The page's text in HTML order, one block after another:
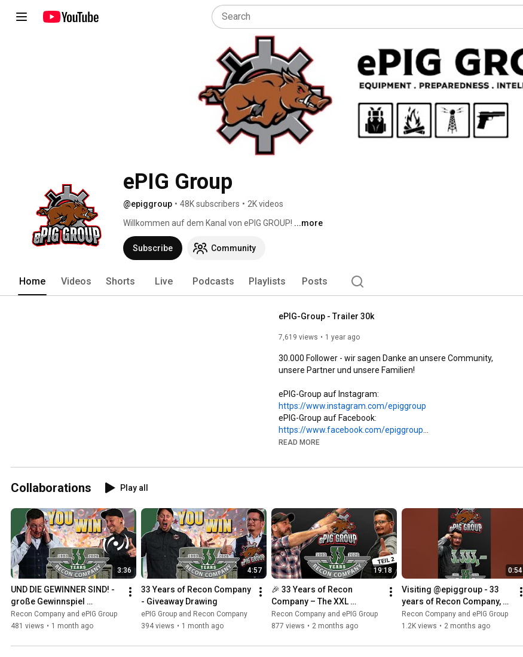
ePIG Group
@epiggroup • 48K subscribers • 2K videos
Willkommen auf dem Kanal von ePIG GROUP! ...more
Subscribe Community
Home Videos Shorts Live Podcasts Playlists Posts
ePIG-Group - Trailer 30k
7,619 views 1 year ago
30.000 Follower - wir sagen Danke an unsere Community,
unsere Partner und unsere Familien!
https://www.instagram.com/epiggroup
https://www.facebook.com/epiggroup
READ MORE
Collaborations Play all
3:36
UND DIE GEWINNER SIND! -
große Gewinnspiel
Auslosung mit @epiggroup
- 33 Jahre Recon Company
Recon Company and ePIG Group
481 views • 1 month ago
4:57
33 Years of Recon Company
- Giveaway Drawing
ePIG Group and Recon Company
394 views • 1 month ago
19:18
🎉 33 Years of Recon
Company – The XXL
Giveaway Part 2 🔥
Recon Company and ePIG Group
877 views • 2 months ago
0:54
Visiting @epiggroup - 33
years of Recon Company,
prizes worth €3333 and
much more
Recon Company and ePIG Group
1.2K views • 2 months ago